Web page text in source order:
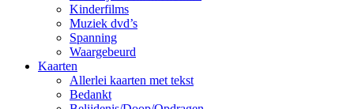
Kinderfilms
Muziek dvd’s
Spanning
Waargebeurd
Kaarten
Allerlei kaarten met tekst
Bedankt